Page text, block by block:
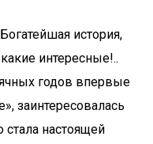
история,
интересные!..
годов впервые
заинтересовалась
стала настоящей